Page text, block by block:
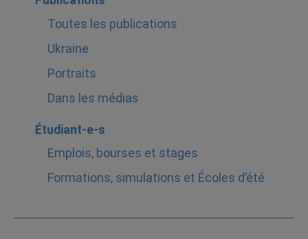
Toutes les publications
Ukraine
Portraits
Dans les médias
Étudiant-e-s
Emplois, bourses et stages
Formations, simulations et Écoles d’été